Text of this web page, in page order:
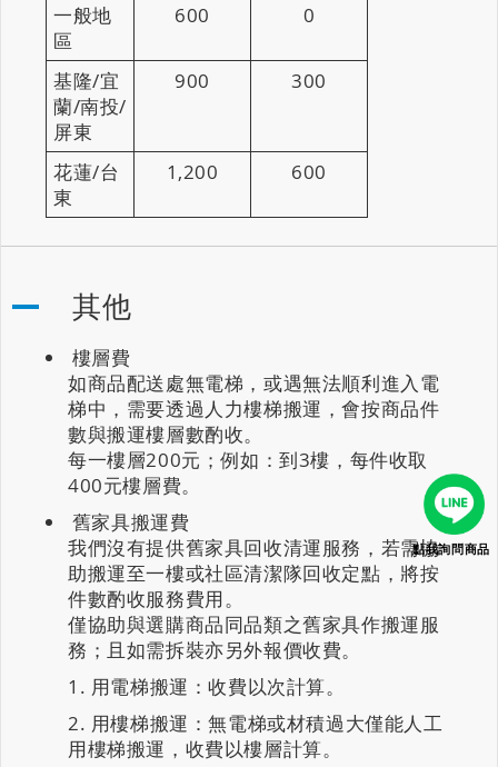
一般地
區
600 0
基隆/宜
蘭/南投/
屏東
900 300
花蓮/台
東
1,200 600
其他
樓層費
如商品配送處無電梯，或遇無法順利進入電
梯中，需要透過人力樓梯搬運，會按商品件
數與搬運樓層數酌收。
每一樓層200元；例如：到3樓，每件收取
400元樓層費。
舊家具搬運費
我們沒有提供舊家具回收清運服務，若需協
助搬運至一樓或社區清潔隊回收定點，將按
件數酌收服務費用。
僅協助與選購商品同品類之舊家具作搬運服
務；且如需拆裝亦另外報價收費。
用電梯搬運：收費以次計算。
用樓梯搬運：無電梯或材積過大僅能人工
用樓梯搬運，收費以樓層計算。
點我詢問商品